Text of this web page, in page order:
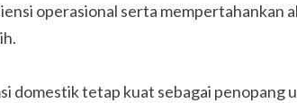
operasional serta mempertahankan
domestik tetap kuat sebagai penopang